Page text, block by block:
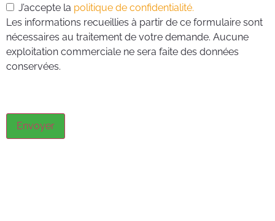
J’accepte la politique de confidentialité.
Les informations recueillies à partir de ce formulaire sont
nécessaires au traitement de votre demande. Aucune
exploitation commerciale ne sera faite des données
conservées.
Envoyer